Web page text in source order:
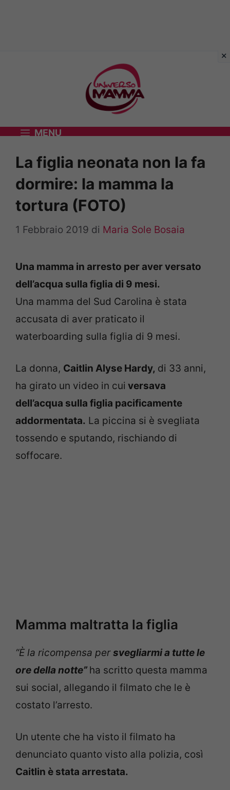
MENU
La figlia neonata non la fa
dormire: la mamma la
tortura (FOTO)
1 Febbraio 2019 di Maria Sole Bosaia
Una mamma in arresto per aver versato
dell’acqua sulla figlia di 9 mesi.
Una mamma del Sud Carolina è stata
accusata di aver praticato il
waterboarding sulla figlia di 9 mesi.
La donna, Caitlin Alyse Hardy, di 33 anni,
ha girato un video in cui versava
dell’acqua sulla figlia pacificamente
addormentata. La piccina si è svegliata
tossendo e sputando, rischiando di
soffocare.
Mamma maltratta la figlia
“È la ricompensa persvegliarmi a tutte le
ore della notte” ha scritto questa mamma
sui social, allegando il filmato che le è
costato l’arresto.
Un utente che ha visto il filmato ha
denunciato quanto visto alla polizia, così
Caitlin è stata arrestata.